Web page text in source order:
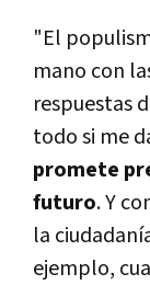
"El
mano con
respuestas
todo si me
promete
futuro. Y
la
ejemplo,